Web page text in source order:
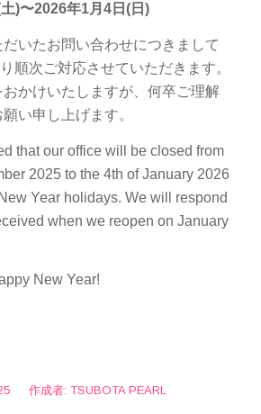
)〜2026年1月4日(日)
いたお問い合わせにつきまして
順次ご対応させていただきます。
かけいたしますが、何卒ご理解
い申し上げます。
that our office will be closed from
2025 to the 4th of January 2026
Year holidays. We will respond
when we reopen on January
New Year!
作成者: TSUBOTA PEARL